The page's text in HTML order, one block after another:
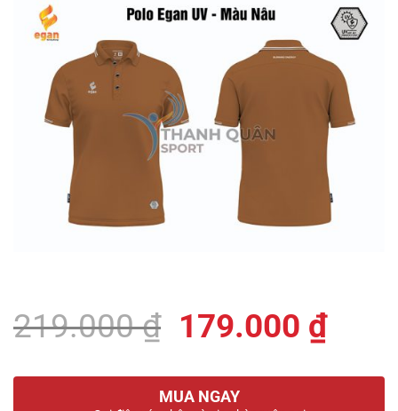
219.000₫ Giá
là:
179.000 ₫Giá
MUA NGAY